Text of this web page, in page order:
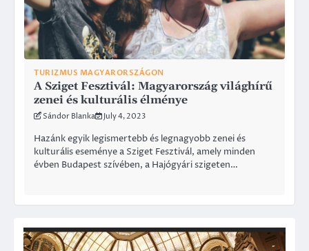
TURIZMUS MAGYARORSZÁGON
A Sziget Fesztivál: Magyarország világhírű
zenei és kulturális élménye
Sándor Blanka July 4, 2023
Hazánk egyik legismertebb és legnagyobb zenei és
kulturális eseménye a Sziget Fesztivál, amely minden
évben Budapest szívében, a Hajógyári szigeten…